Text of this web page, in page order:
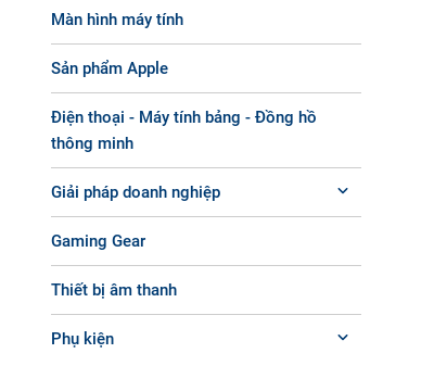
Màn hình máy tính
Sản phẩm Apple
Điện thoại - Máy tính bảng - Đồng hồ
thông minh
Giải pháp doanh nghiệp
Gaming Gear
Thiết bị âm thanh
Phụ kiện